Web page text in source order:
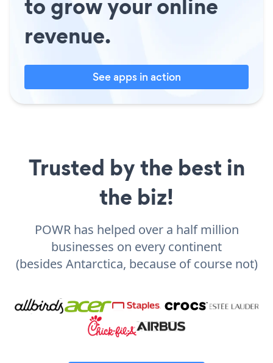
revenue.
See apps in action
Trusted by the best in
the biz!
POWR has helped over a half million
businesses on every continent
(besides Antarctica, because of course not)